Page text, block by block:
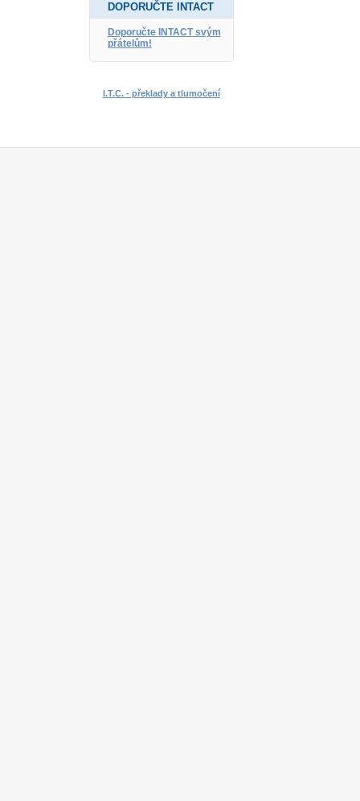
DOPORUČTE INTACT
Doporučte INTACT svým
přátelům!
I.T.C. - překlady a tlumočení